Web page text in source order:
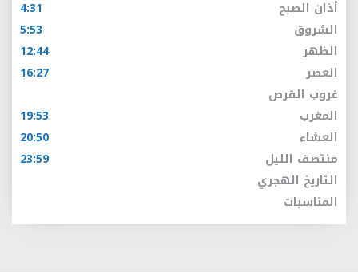
أذان الصبح
4:31
الشروق
5:53
الظهر
12:44
العصر
16:27
غروب القرص
المغرب
19:53
العشاء
20:50
منتصف الليل
23:59
التاريخ الهجري
المناسبات